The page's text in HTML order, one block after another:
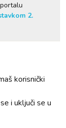
2.
korisnički
i uključi se u